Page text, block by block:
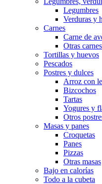
Legumbres
Verduras y
Carnes
Carne de
Otras carnes
Tortillas y huevos
Pescados
Postres y dulces
Arroz con
Bizcochos
Tartas
Yogures y
Otros
Masas y panes
Croquetas
Panes
Pizzas
Otras masas
Bajo en calorías
Todo a la cubeta